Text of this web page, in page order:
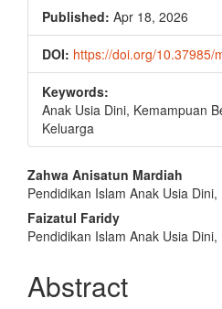
Published: Apr 18, 2026
DOI: https://doi.org/10.37985/
Keywords:
Anak Usia Dini, Kemampuan
Keluarga
Main
Article
Content
Zahwa Anisatun Mardiah
Pendidikan Islam Anak Usia
Faizatul Faridy
Pendidikan Islam Anak Usia
Abstract